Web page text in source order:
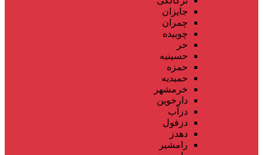
جایزان
چمران
چوبیده
حر
حسینیه
حمزه
حمیدیه
خرمشهر
دارخوین
دزآب
دزفول
دهدز
رامشیر